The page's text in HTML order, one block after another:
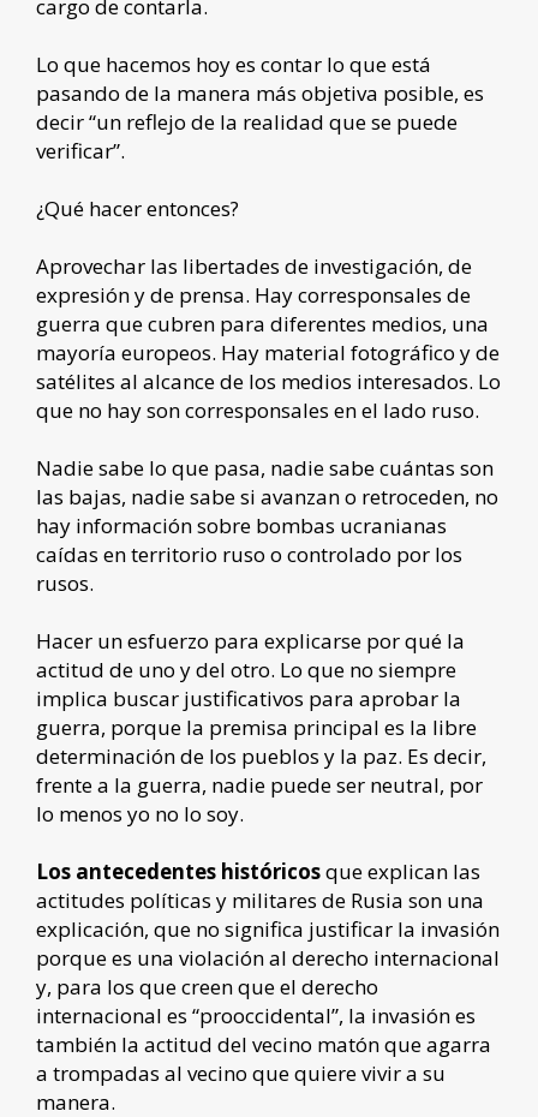
cargo de contarla.
Lo que hacemos hoy es contar lo que está
pasando de la manera más objetiva posible, es
decir “un reflejo de la realidad que se puede
verificar”.
¿Qué hacer entonces?
Aprovechar las libertades de investigación, de
expresión y de prensa. Hay corresponsales de
guerra que cubren para diferentes medios, una
mayoría europeos. Hay material fotográfico y de
satélites al alcance de los medios interesados. Lo
que no hay son corresponsales en el lado ruso.
Nadie sabe lo que pasa, nadie sabe cuántas son
las bajas, nadie sabe si avanzan o retroceden, no
hay información sobre bombas ucranianas
caídas en territorio ruso o controlado por los
rusos.
Hacer un esfuerzo para explicarse por qué la
actitud de uno y del otro. Lo que no siempre
implica buscar justificativos para aprobar la
guerra, porque la premisa principal es la libre
determinación de los pueblos y la paz. Es decir,
frente a la guerra, nadie puede ser neutral, por
lo menos yo no lo soy.
Los antecedentes históricosque explican las
actitudes políticas y militares de Rusia son una
explicación, que no significa justificar la invasión
porque es una violación al derecho internacional
y, para los que creen que el derecho
internacional es “prooccidental”, la invasión es
también la actitud del vecino matón que agarra
a trompadas al vecino que quiere vivir a su
manera.